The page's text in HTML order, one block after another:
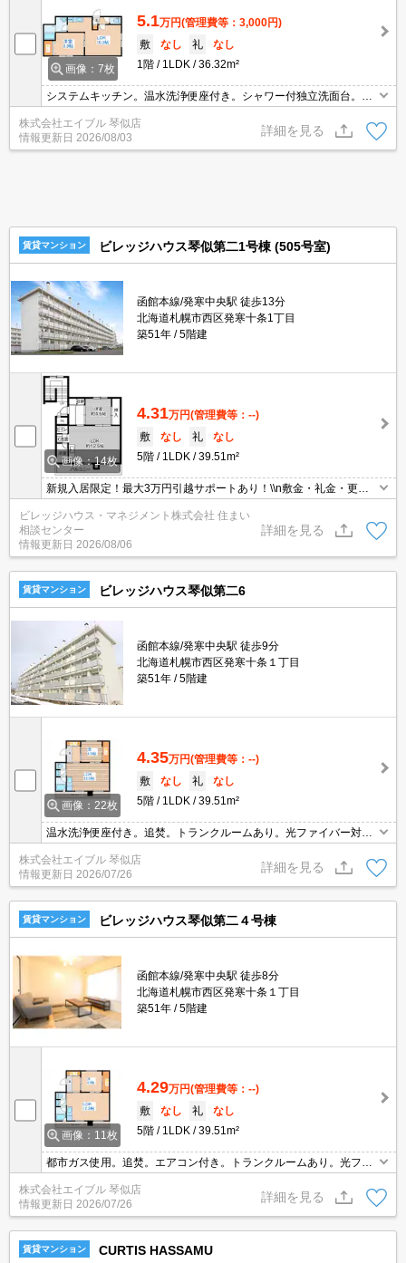
画像：7枚
5.1万円(管理費等：3,000円)
敷
なし 礼
なし
1階
1LDK 36.32m²
システムキッチン。温水洗浄便座付き。シャワー付独立洗面台。エ
アコン付き。灯油FF。インターネット無料。オートロック。宅配ボ
ックスあり。TVインターホン付き。二人入居可。子供可。初期費用
カード払い可。
株式会社エイブル 琴似店
情報更新日 2026/08/03
詳細を見る
賃貸マンション ビレッジハウス琴似第二1号棟 (505号室)
函館本線/発寒中央駅 徒歩13分
北海道札幌市西区発寒十条1丁目
築51年
5階建
画像：14枚
4.31万円(管理費等：--)
敷
なし 礼
なし
5階
1LDK 39.51m²
新規入居限定！最大3万円引越サポートあり！\\n敷金・礼金・更新
料・鍵交換手数料0円！※契約内容や審査の結果、敷金をお預かり
する場合がございます。
ビレッジハウス・マネジメント株式会社 住まい
相談センター
情報更新日 2026/08/06
詳細を見る
賃貸マンション ビレッジハウス琴似第二6
函館本線/発寒中央駅 徒歩9分
北海道札幌市西区発寒十条１丁目
築51年
5階建
画像：22枚
4.35万円(管理費等：--)
敷
なし 礼
なし
5階
1LDK 39.51m²
温水洗浄便座付き。追焚。トランクルームあり。光ファイバー対
応。TVインターホン付き。都市ガス使用。バルコニー。室内に洗濯
機置場あり。駐車場は敷地内。ルームシェア相談可。初期費用カー
ド払い可。
株式会社エイブル 琴似店
情報更新日 2026/07/26
詳細を見る
賃貸マンション ビレッジハウス琴似第二４号棟
函館本線/発寒中央駅 徒歩8分
北海道札幌市西区発寒十条１丁目
築51年
5階建
画像：11枚
4.29万円(管理費等：--)
敷
なし 礼
なし
5階
1LDK 39.51m²
都市ガス使用。追焚。エアコン付き。トランクルームあり。光ファ
イバー対応。バルコニー。バス・トイレ別。室内に洗濯機置場あ
り。ルームシェア相談可。二人入居可。駐車場は敷地内。初期費用
カード払い可。
株式会社エイブル 琴似店
情報更新日 2026/07/26
詳細を見る
賃貸マンション CURTIS HASSAMU